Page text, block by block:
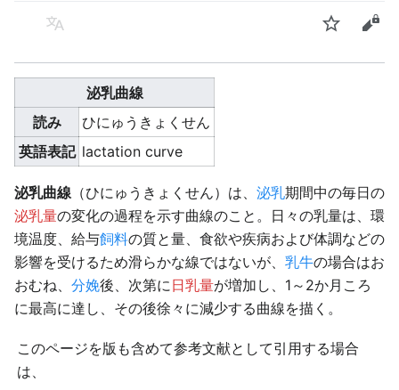
言語 ウォッチソ
泌乳曲線
読み
ひにゅうきょくせん
英語表記 lactation curve
泌乳曲線 （ひにゅうきょくせん）は、 泌乳期間中の毎日の
泌乳量の変化の過程を示す曲線のこと。日々の乳量は、環
境温度、給与飼料の質と量、食欲や疾病および体調などの
影響を受けるため滑らかな線ではないが、 乳牛の場合はお
おむね、 分娩後、次第に日乳量が増加し、1～2か月ころ
に最高に達し、その後徐々に減少する曲線を描く。
このページを版も含めて参考文献として引用する場合
は、